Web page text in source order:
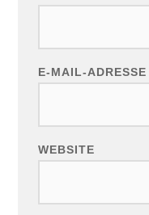
E-MAIL-ADRESSE
WEBSITE